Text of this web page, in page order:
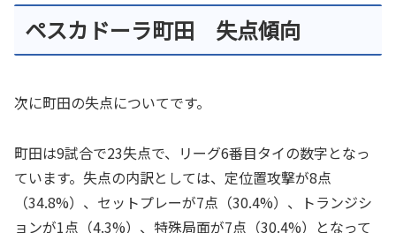
ペスカドーラ町田 失点傾向
次に町田の失点についてです。
町田は9試合で23失点で、リーグ6番目タイの数字となっ
ています。失点の内訳としては、定位置攻撃が8点
（34.8%）、セットプレーが7点（30.4%）、トランジシ
ョンが1点（4.3%）、特殊局面が7点（30.4%）となって